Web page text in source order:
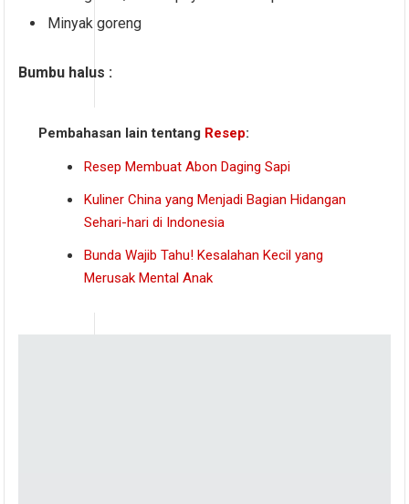
Minyak goreng
Bumbu halus :
Pembahasan lain tentang Resep:
Resep Membuat Abon Daging Sapi
Kuliner China yang Menjadi Bagian Hidangan
Sehari-hari di Indonesia
Bunda Wajib Tahu! Kesalahan Kecil yang
Merusak Mental Anak